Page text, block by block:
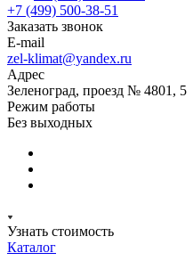
+7 (499) 500-38-51
Заказать звонок
E-mail
zel-klimat@yandex.ru
Адрес
Зеленоград, проезд № 4801, 5
Режим работы
Без выходных
Узнать стоимость
Каталог